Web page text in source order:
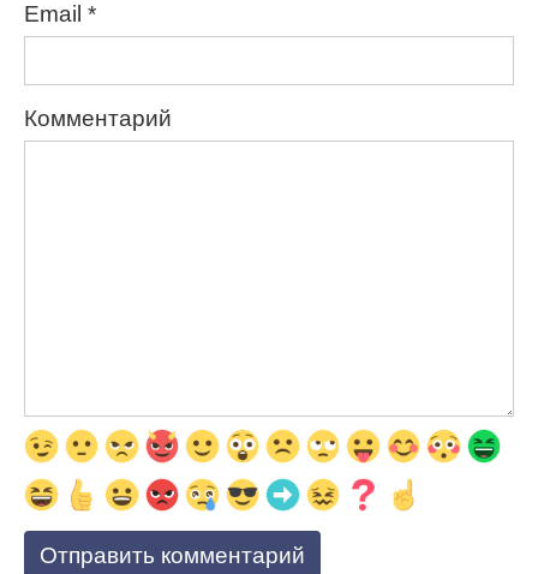
Email *
Комментарий